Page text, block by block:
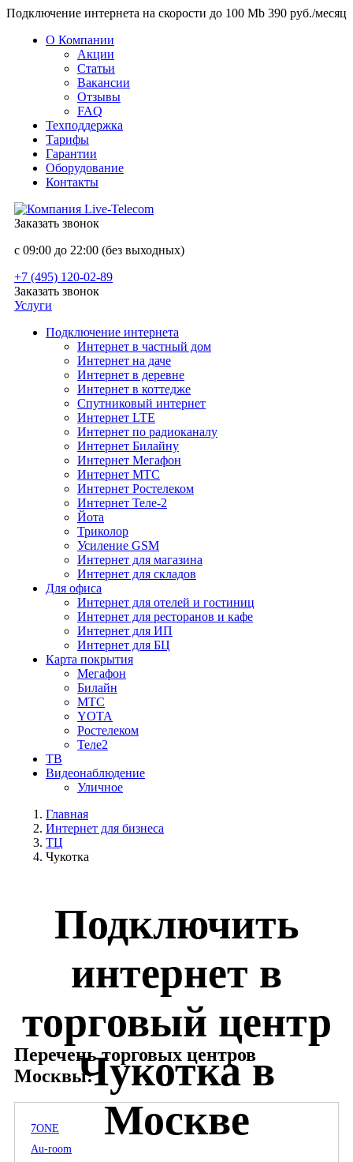
Подключение интернета на скорости до 100 Mb 390 руб./месяц
О Компании
Акции
Статьи
Вакансии
Отзывы
FAQ
Техподдержка
Тарифы
Гарантии
Оборудование
Контакты
Заказать звонок
с 09:00 до 22:00 (без выходных)
+7 (495) 120-02-89
Заказать звонок
Услуги
Подключение интернета
Интернет в частный дом
Интернет на даче
Интернет в деревне
Интернет в коттедже
Спутниковый интернет
Интернет LTE
Интернет по радиоканалу
Интернет Билайну
Интернет Мегафон
Интернет МТС
Интернет Ростелеком
Интернет Теле-2
Йота
Триколор
Усиление GSM
Интернет для магазина
Интернет для складов
Для офиса
Интернет для отелей и гостиниц
Интернет для ресторанов и кафе
Интернет для ИП
Интернет для БЦ
Карта покрытия
Мегафон
Билайн
МТС
YOTA
Ростелеком
Теле2
ТВ
Видеонаблюдение
Уличное
Главная
Интернет для бизнеса
ТЦ
Чукотка
Подключить
интернет в
торговый центр
Чукотка в
Москве
Перечень торговых центров
Москвы:
7ONE
Au-room